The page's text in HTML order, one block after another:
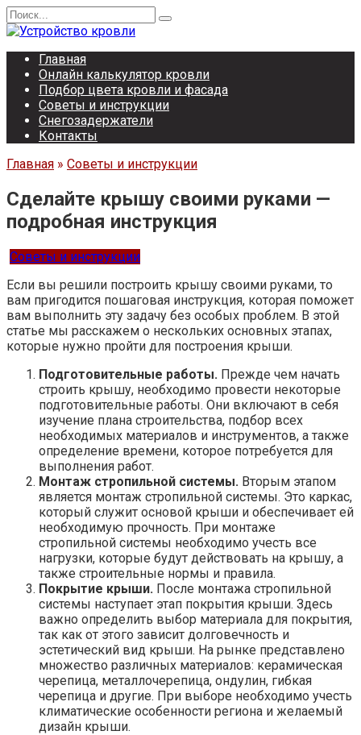
Перейти
к
Search
for:
Главная
Онлайн калькулятор кровли
Подбор цвета кровли и фасада
Советы и инструкции
Снегозадержатели
Контакты
Главная » Советы и инструкции
Сделайте крышу своими руками —
подробная инструкция
Советы и инструкции
Если вы решили построить крышу своими руками, то
вам пригодится пошаговая инструкция, которая поможет
вам выполнить эту задачу без особых проблем. В этой
статье мы расскажем о нескольких основных этапах,
которые нужно пройти для построения крыши.
Подготовительные работы. Прежде чем начать
строить крышу, необходимо провести некоторые
подготовительные работы. Они включают в себя
изучение плана строительства, подбор всех
необходимых материалов и инструментов, а также
определение времени, которое потребуется для
выполнения работ.
Монтаж стропильной системы. Вторым этапом
является монтаж стропильной системы. Это каркас,
который служит основой крыши и обеспечивает ей
необходимую прочность. При монтаже
стропильной системы необходимо учесть все
нагрузки, которые будут действовать на крышу, а
также строительные нормы и правила.
Покрытие крыши. После монтажа стропильной
системы наступает этап покрытия крыши. Здесь
важно определить выбор материала для покрытия,
так как от этого зависит долговечность и
эстетический вид крыши. На рынке представлено
множество различных материалов: керамическая
черепица, металлочерепица, ондулин, гибкая
черепица и другие. При выборе необходимо учесть
климатические особенности региона и желаемый
дизайн крыши.